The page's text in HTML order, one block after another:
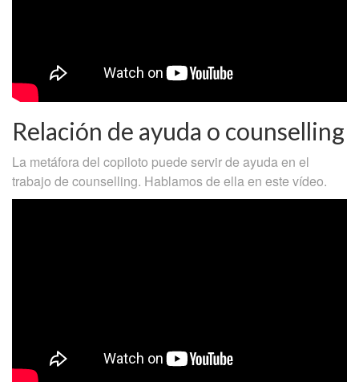
Relación de ayuda o counselling
La metáfora del copiloto puede servir de ayuda en el
trabajo de counselling. Hablamos de ella en este vídeo.